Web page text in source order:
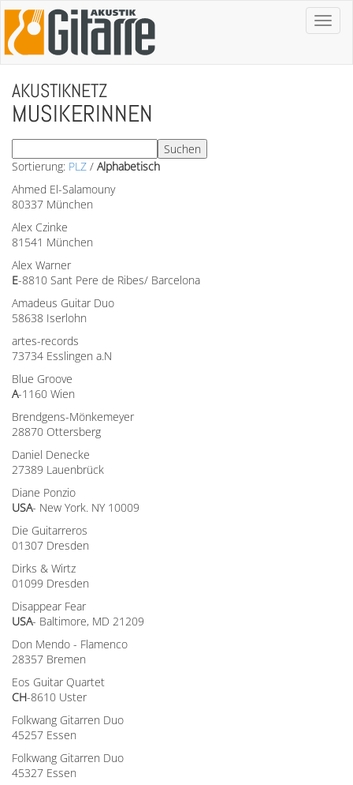
Toggle
AKUSTIKNETZ
MUSIKERINNEN
Sortierung: PLZ / Alphabetisch
Ahmed El-Salamouny
80337 München
Alex Czinke
81541 München
Alex Warner
E-8810 Sant Pere de Ribes/ Barcelona
Amadeus Guitar Duo
58638 Iserlohn
artes-records
73734 Esslingen a.N
Blue Groove
A-1160 Wien
Brendgens-Mönkemeyer
28870 Ottersberg
Daniel Denecke
27389 Lauenbrück
Diane Ponzio
USA- New York. NY 10009
Die Guitarreros
01307 Dresden
Dirks & Wirtz
01099 Dresden
Disappear Fear
USA- Baltimore, MD 21209
Don Mendo - Flamenco
28357 Bremen
Eos Guitar Quartet
CH-8610 Uster
Folkwang Gitarren Duo
45257 Essen
Folkwang Gitarren Duo
45327 Essen